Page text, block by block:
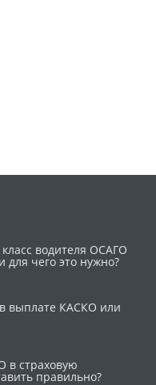
водителя ОСАГО
для чего это нужно?
в выплате КАСКО или
в страховую
правильно?